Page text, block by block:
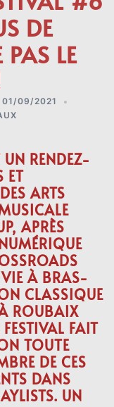
DE
LE
01/09/2021
UN RENDEZ-
ET
ARTS
APRÈS
VIE À BRAS-
CLASSIQUE
ROUBAIX
FAIT
TOUTE
DE CES
DANS
UN